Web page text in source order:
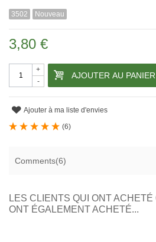
3502 Nouveau
3,80 €
-
+
AJOUTER AU PANIER
Ajouter à ma liste d'envies
(6)
Comments(6)
LES CLIENTS QUI ONT
ONT ÉGALEMENT ACHETÉ...